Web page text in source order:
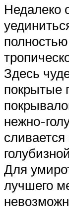
Недалеко
Здесь
покрытые
нежно-
Для
лучшего